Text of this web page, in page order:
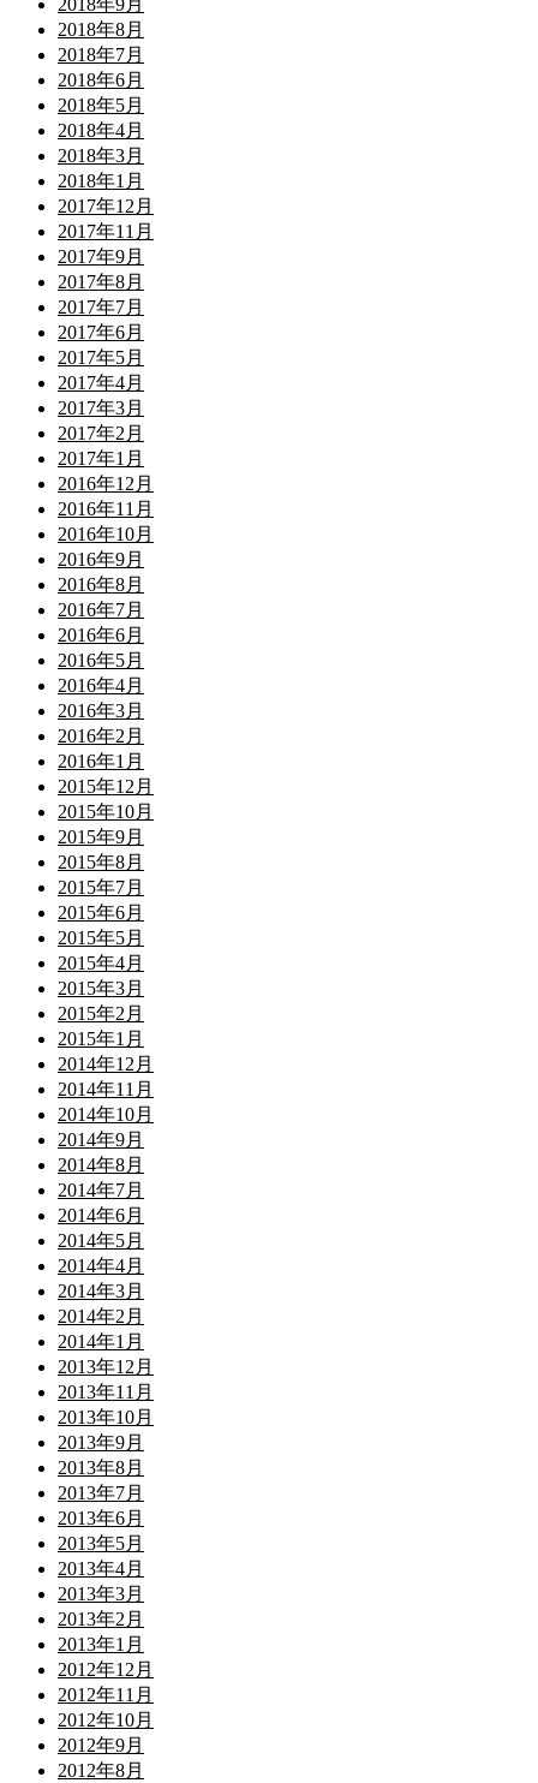
2018年9月
2018年8月
2018年7月
2018年6月
2018年5月
2018年4月
2018年3月
2018年1月
2017年12月
2017年11月
2017年9月
2017年8月
2017年7月
2017年6月
2017年5月
2017年4月
2017年3月
2017年2月
2017年1月
2016年12月
2016年11月
2016年10月
2016年9月
2016年8月
2016年7月
2016年6月
2016年5月
2016年4月
2016年3月
2016年2月
2016年1月
2015年12月
2015年10月
2015年9月
2015年8月
2015年7月
2015年6月
2015年5月
2015年4月
2015年3月
2015年2月
2015年1月
2014年12月
2014年11月
2014年10月
2014年9月
2014年8月
2014年7月
2014年6月
2014年5月
2014年4月
2014年3月
2014年2月
2014年1月
2013年12月
2013年11月
2013年10月
2013年9月
2013年8月
2013年7月
2013年6月
2013年5月
2013年4月
2013年3月
2013年2月
2013年1月
2012年12月
2012年11月
2012年10月
2012年9月
2012年8月